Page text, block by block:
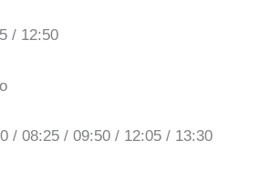
/ 12:50
/ 08:25 / 09:50 / 12:05 / 13:30